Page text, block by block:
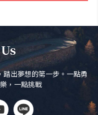
出夢想的第一步。一點勇
，一點挑戰